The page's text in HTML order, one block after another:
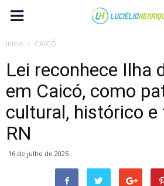
Início CAICÓ
Lei reconhece Ilha
em Caicó, como
cultural, histórico
RN
16 de julho de 2025